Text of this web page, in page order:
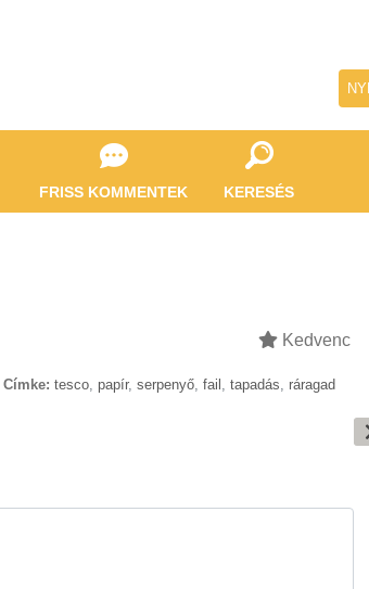
FRISS KOMMENTEK KERESÉS
Kedvenc
Címke: tesco, papír, serpenyő, fail , tapadás, ráragad